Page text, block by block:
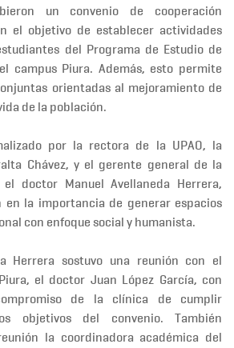
un convenio de cooperación
el objetivo de establecer actividades
del Programa de Estudio de
campus Piura. Además, esto permite
orientadas al mejoramiento de
de la población.
por la rectora de la UPAO, la
Chávez, y el gerente general de la
el doctor Manuel Avellaneda Herrera,
en la importancia de generar espacios
con enfoque social y humanista.
Herrera sostuvo una reunión con el
, el doctor Juan López García, con
de la clínica de cumplir
objetivos del convenio. También
la coordinadora académica del